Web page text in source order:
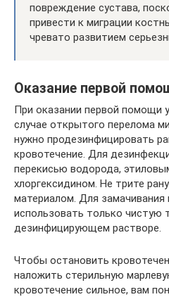
повреждение сустава,
привести к миграции
чревато развитием
Оказание первой
При оказании первой помощи
случае открытого перелома
нужно продезинфицировать
кровотечение. Для
перекисью водорода,
хлоргексидином. Не трите
материалом. Для замачивания
использовать только чистую
дезинфицирующем растворе.
Чтобы остановить
наложить стерильную
кровотечение сильное, вам